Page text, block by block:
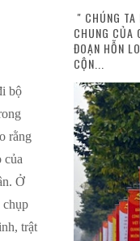
bộ
rằng
của
Ở
chụp
trật
" CHÚNG TA
CHUNG CỦA
ĐOẠN HỖN
CỘN...